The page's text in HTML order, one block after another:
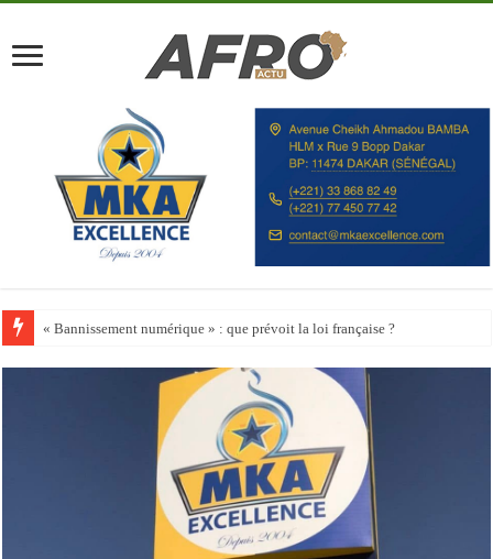
Happy City Index 2026 : aucune ville africaine parmi les 200 premières